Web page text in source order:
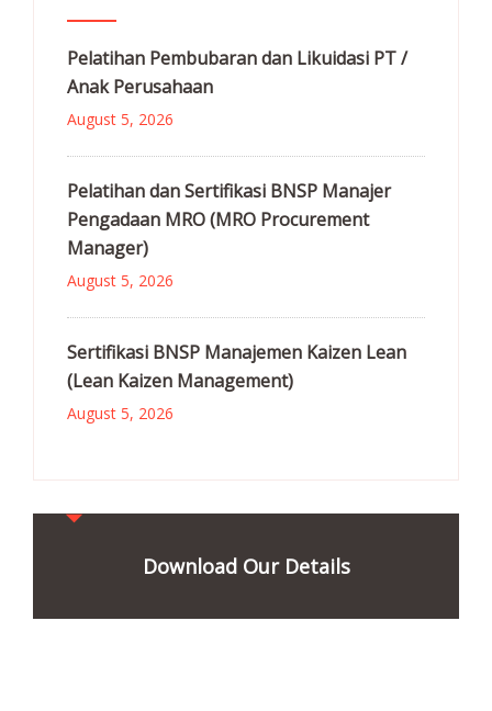
Pelatihan Pembubaran dan Likuidasi PT /
Anak Perusahaan
August 5, 2026
Pelatihan dan Sertifikasi BNSP Manajer
Pengadaan MRO (MRO Procurement
Manager)
August 5, 2026
Sertifikasi BNSP Manajemen Kaizen Lean
(Lean Kaizen Management)
August 5, 2026
Download Our Details